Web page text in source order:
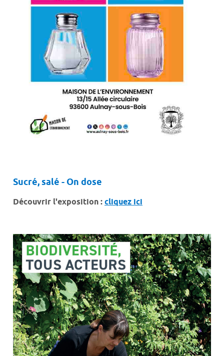
Sucré, salé - On dose
Découvrir l'exposition :cliquez ici